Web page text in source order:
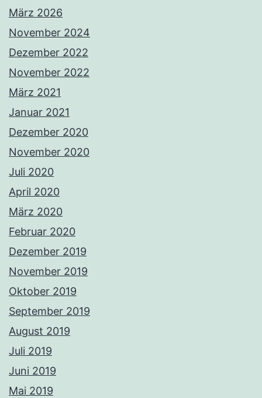
März 2026
November 2024
Dezember 2022
November 2022
März 2021
Januar 2021
Dezember 2020
November 2020
Juli 2020
April 2020
März 2020
Februar 2020
Dezember 2019
November 2019
Oktober 2019
September 2019
August 2019
Juli 2019
Juni 2019
Mai 2019